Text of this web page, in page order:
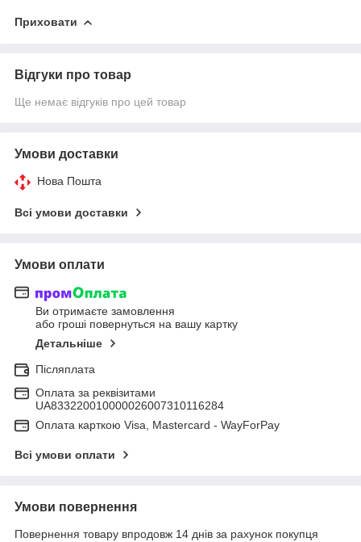
Приховати
Відгуки про товар
Ще немає відгуків про цей товар
Умови доставки
Нова Пошта
Всі умови доставки
Умови оплати
Ви отримаєте замовлення
або гроші повернуться на вашу картку
Детальніше
Післяплата
Оплата за реквізитами
UA833220010000026007310116284
Оплата карткою Visa, Mastercard - WayForPay
Всі умови оплати
Умови повернення
Повернення товару впродовж 14 днів за рахунок покупця